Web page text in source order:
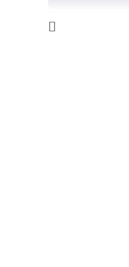
Previous